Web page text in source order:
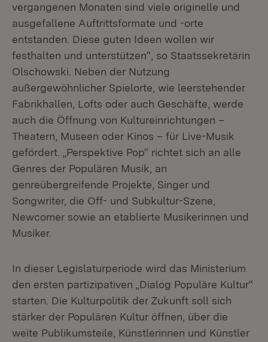
vergangenen Monaten sind viele originelle und
ausgefallene Auftrittsformate und -orte
entstanden. Diese guten Ideen wollen wir
festhalten und unterstützen“, so Staatssekretärin
Olschowski. Neben der Nutzung
außergewöhnlicher Spielorte, wie leerstehender
Fabrikhallen, Lofts oder auch Geschäfte, werde
auch die Öffnung von Kultureinrichtungen –
Theatern, Museen oder Kinos – für Live-Musik
gefördert. „Perspektive Pop“ richtet sich an alle
Genres der Populären Musik, an
genreübergreifende Projekte, Singer und
Songwriter, die Off- und Subkultur-Szene,
Newcomer sowie an etablierte Musikerinnen und
Musiker.
In dieser Legislaturperiode wird das Ministerium
den ersten partizipativen „Dialog Populäre Kultur“
starten. Die Kulturpolitik der Zukunft soll sich
stärker der Populären Kultur öffnen, über die
weite Publikumsteile, Künstlerinnen und Künstler